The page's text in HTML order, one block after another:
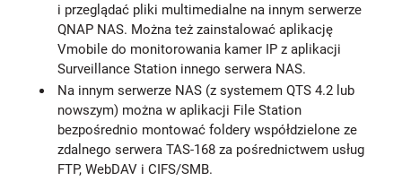
i przeglądać pliki multimedialne na innym serwerze
QNAP NAS. Można też zainstalować aplikację
Vmobile do monitorowania kamer IP z aplikacji
Surveillance Station innego serwera NAS.
Na innym serwerze NAS (z systemem QTS 4.2 lub
nowszym) można w aplikacji File Station
bezpośrednio montować foldery współdzielone ze
zdalnego serwera TAS-168 za pośrednictwem usług
FTP, WebDAV i CIFS/SMB.